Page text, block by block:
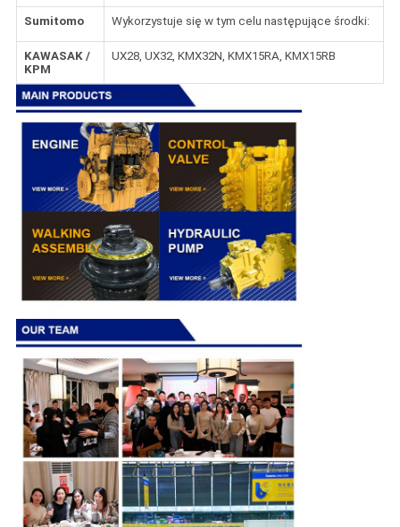
Sumitomo Wykorzystuje się w tym celu następujące środki:
KAWASAK /
KPM
UX28, UX32, KMX32N, KMX15RA, KMX15RB